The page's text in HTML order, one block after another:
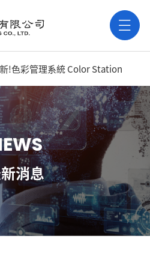
!色彩管理系統 Color Station
EWS
消息